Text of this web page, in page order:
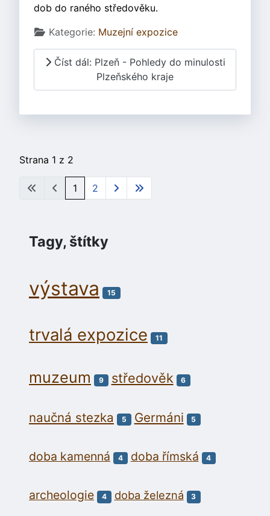
dob do raného středověku.
Základní údaje
Kategorie: Muzejní expozice
Číst dál: Plzeň - Pohledy do minulosti
Plzeňského kraje
Strana 1 z 2
1 2
Tagy, štítky
výstava 15
trvalá expozice 11
muzeum 9 středověk 6
naučná stezka 5 Germáni 5
doba kamenná 4 doba římská 4
archeologie 4 doba železná 3